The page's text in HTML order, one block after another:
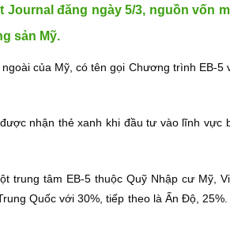
Journal đăng ngày 5/3, nguồn vốn
sản Mỹ.
của Mỹ, có tên gọi Chương trình EB-
nhận thẻ xanh khi đầu tư vào lĩnh vực
trung tâm EB-5 thuộc Quỹ Nhập cư Mỹ,
Quốc với 30%, tiếp theo là Ấn Độ,